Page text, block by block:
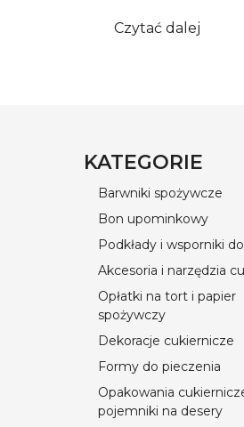
mnóstwo opcji, a my
Czytać dalej
KATEGORIE
Barwniki spożywcze
Bon upominkowy
Podkłady i wsporniki
Akcesoria i narzędzia
Opłatki na tort i papier
spożywczy
Dekoracje cukiernicze
Formy do pieczenia
Opakowania
pojemniki na desery